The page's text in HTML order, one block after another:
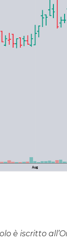
è iscritto